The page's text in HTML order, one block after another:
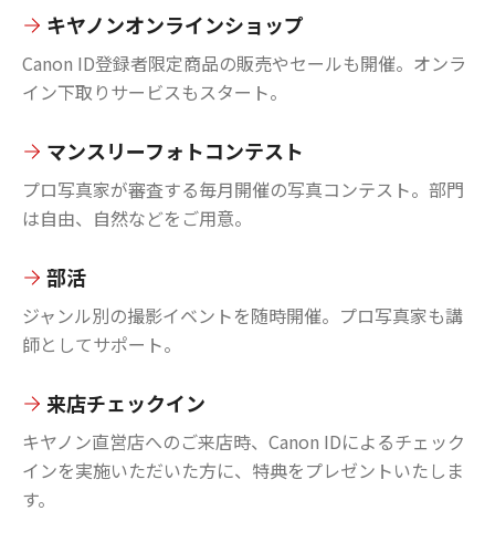
キヤノンオンラインショップ
Canon ID登録者限定商品の販売やセールも開催。オンラ
イン下取りサービスもスタート。
マンスリーフォトコンテスト
プロ写真家が審査する毎月開催の写真コンテスト。部門
は自由、自然などをご用意。
部活
ジャンル別の撮影イベントを随時開催。プロ写真家も講
師としてサポート。
来店チェックイン
キヤノン直営店へのご来店時、Canon IDによるチェック
インを実施いただいた方に、特典をプレゼントいたしま
す。